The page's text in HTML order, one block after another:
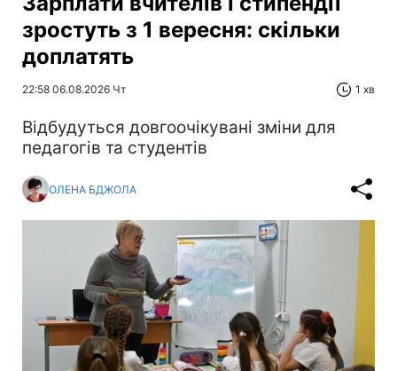
зростуть з 1 вересня: скільки
доплатять
22:58 06.08.2026 Чт 1 хв
Відбудуться довгоочікувані зміни для
педагогів та студентів
ОЛЕНА БДЖОЛА